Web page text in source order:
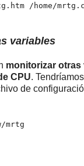
/home/
variables
monitorizar otras
CPU.
de
mrtg